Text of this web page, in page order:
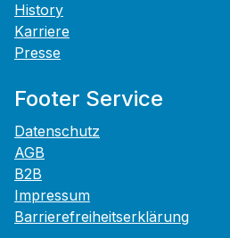
History
Karriere
Presse
Footer Service
Datenschutz
AGB
B2B
Impressum
Barrierefreiheitserklärung